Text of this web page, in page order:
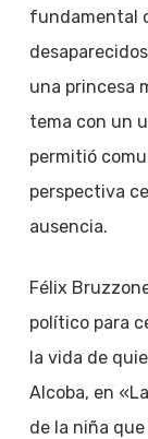
fundamental
una princesa
tema con un
permitió
perspectiva
ausencia.
Félix
político para
la vida de
Alcoba, en
de la niña